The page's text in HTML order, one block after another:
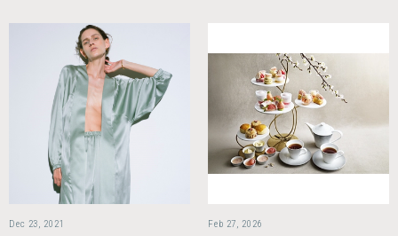
Dec 23, 2021 Feb 27, 2026